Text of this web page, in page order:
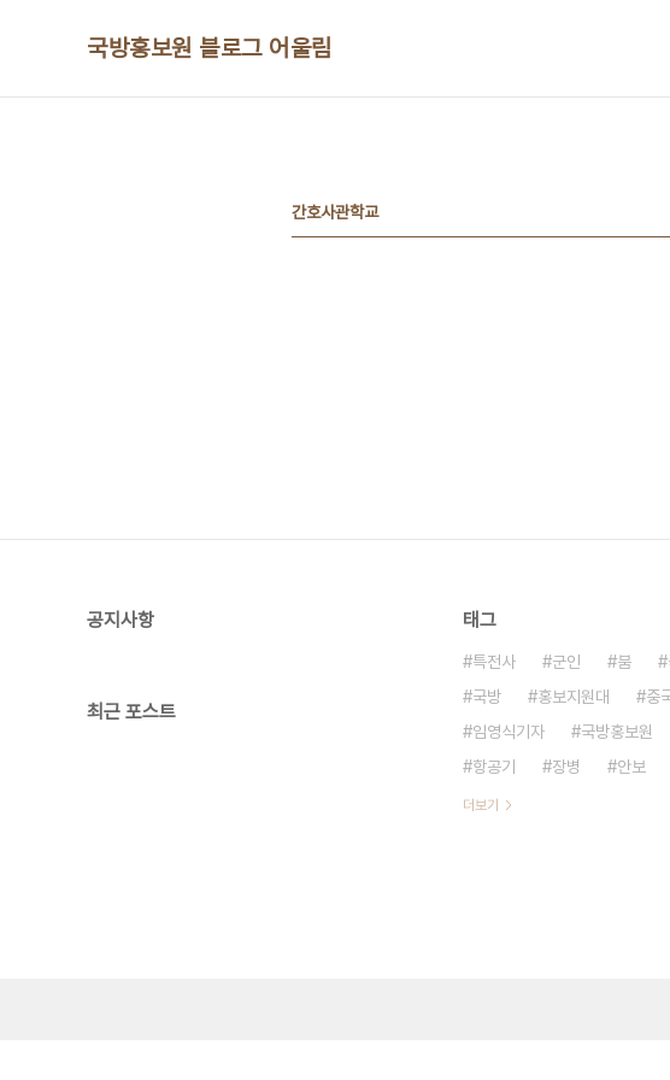
국방홍보원 블로그 어울림
간호사관학교
공지사항
최근 포스트
태그
특전사 군인 붐
국방
홍보지원대 중
임영식기자
국방홍보원
항공기
장병 안보
더보기